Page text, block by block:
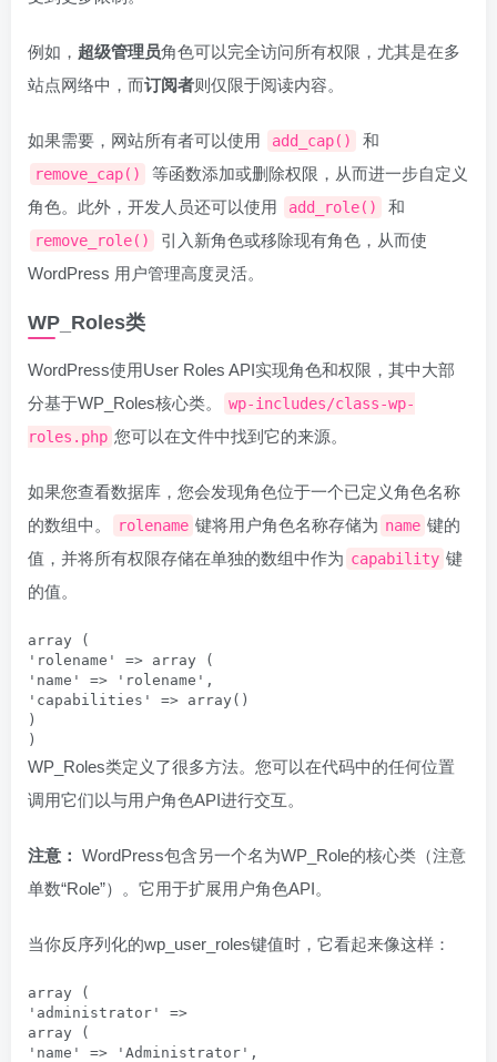
例如， 超级管理员角色可以完全访问所有权限，尤其是在多
站点网络中，而订阅者则仅限于阅读内容。
如果需要，网站所有者可以使用 add_cap() 和
remove_cap()
等函数添加或删除权限，从而进一步自定义
角色。此外，开发人员还可以使用
add_role() 和
remove_role()
引入新角色或移除现有角色，从而使
WordPress 用户管理高度灵活。
WP_Roles类
WordPress使用User Roles API实现角色和权限，其中大部
分基于WP_Roles核心类。
wp-includes/class-wp-
roles.php 您可以在文件中找到它的来源。
如果您查看数据库，您会发现角色位于一个已定义角色名称
的数组中。
rolename 键将用户角色名称存储为 name 键的
值，并将所有权限存储在单独的数组中作为 capability 键
的值。
array (
'rolename' => array (
'name' => 'rolename',
'capabilities' => array()
)
)
WP_Roles类定义了很多方法。您可以在代码中的任何位置
调用它们以与用户角色API进行交互。
注意： WordPress包含另一个名为WP_Role的核心类（注意
单数“Role”）。它用于扩展用户角色API。
当你反序列化的wp_user_roles键值时，它看起来像这样：
array (
'administrator' =>
array (
'name' => 'Administrator',